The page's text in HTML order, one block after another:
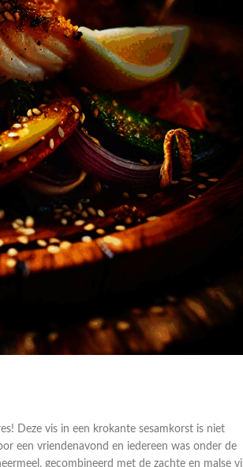
Deze vis in een krokante sesamkorst is niet
een vriendenavond en iedereen was onder de
gecombineerd met de zachte en malse